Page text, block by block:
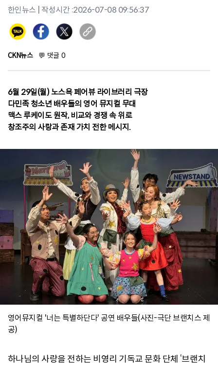
한인뉴스 | 작성시간 :2026-07-08 09:56:37
CKN뉴스 💬 댓글 0
6월 29일(월) 노스욕 페어뷰 라이브러리 극장
다민족 청소년 배우들의 영어 뮤지컬 무대
맥스 루케이도 원작, 비교와 경쟁 속 위로
창조주의 사랑과 존재 가치 전한 메시지.
영어뮤지컬 '너는 특별하단다' 공연 배우들(사진-극단 브랜치스 제
공)
하나님의 사랑을 전하는 비영리 기독교 문화 단체 ‘브랜치